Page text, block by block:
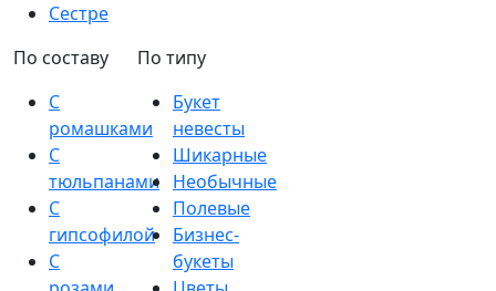
Сестре
По составу
С
ромашками
С
тюльпанами
С
гипсофилой
С
По типу
Букет
невесты
Шикарные
Необычные
Полевые
Бизнес-
букеты